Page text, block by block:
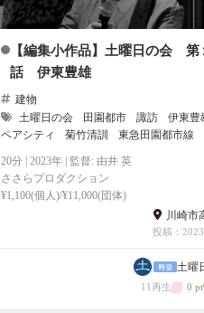
【編集小作品】土曜日の会 第
話 伊東豊雄
建物
土曜日の会
田園都市 諏訪
伊東豊
ペアシティ
菊竹清訓 東急田園都市線
20分 | 2023年 | 監督: 由井 英
ささらプロダクション
¥1,100(個人)/¥11,000(団体)
川崎市
投稿：
土曜
11再生 0 pt